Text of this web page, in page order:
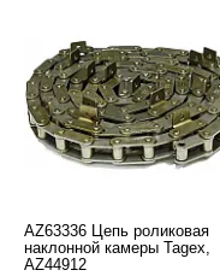
AZ63336 Цепь роликовая
наклонной камеры Tagex,
AZ44912